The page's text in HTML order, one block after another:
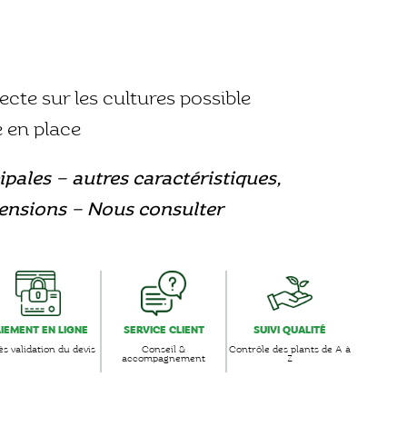
sur les cultures possible
en place
– autres caractéristiques,
– Nous consulter
EN LIGNE
validation du devis
SERVICE CLIENT
Conseil &
accompagnement
SUIVI QUALITÉ
Contrôle des plants de A à
Z